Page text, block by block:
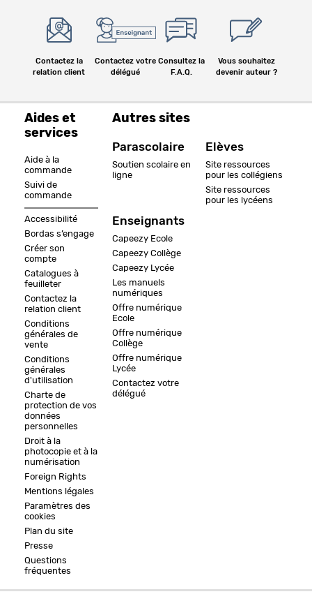
Contactez la
relation client
Contactez votre
délégué
Consultez la
F.A.Q.
Vous souhaitez
devenir auteur ?
Aides et
services
Aide à la
commande
Suivi de
commande
Accessibilité
Bordas s’engage
Créer son
compte
Catalogues à
feuilleter
Contactez la
relation client
Conditions
générales de
vente
Conditions
générales
d'utilisation
Charte de
protection de vos
données
personnelles
Droit à la
photocopie et à la
numérisation
Foreign Rights
Mentions légales
Paramètres des
cookies
Plan du site
Presse
Questions
fréquentes
Autres sites
Parascolaire
Soutien scolaire en
ligne
Enseignants
Capeezy Ecole
Capeezy Collège
Capeezy Lycée
Les manuels
numériques
Offre numérique
Ecole
Offre numérique
Collège
Offre numérique
Lycée
Contactez votre
délégué
Elèves
Site ressources
pour les collégiens
Site ressources
pour les lycéens